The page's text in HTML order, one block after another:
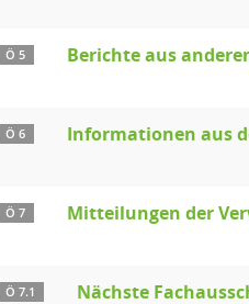
Ö 5 Berichte aus
Ö 6 Informationen aus
Ö 7 Mitteilungen der
Ö 7.1 Nächste